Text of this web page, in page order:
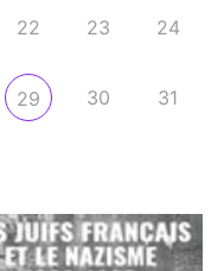
22 23 24
29 30 31